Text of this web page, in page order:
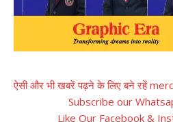
ऐसी और भी खबरें पढ़ने के लिए बने रहें
Subscribe our
Like Our Facebook &